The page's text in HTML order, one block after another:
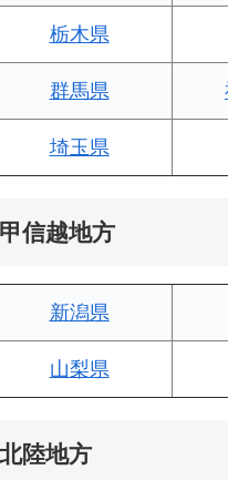
栃木県
群馬県
埼玉県
甲信越地方
新潟県
山梨県
北陸地方